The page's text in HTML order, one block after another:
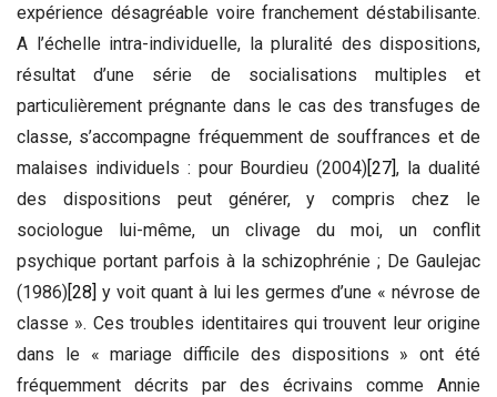
expérience désagréable voire franchement déstabilisante.
A l’échelle intra-individuelle, la pluralité des dispositions,
résultat d’une série de socialisations multiples et
particulièrement prégnante dans le cas des transfuges de
classe, s’accompagne fréquemment de souffrances et de
malaises individuels : pour Bourdieu (2004)[27], la dualité
des dispositions peut générer, y compris chez le
sociologue lui-même, un clivage du moi, un conflit
psychique portant parfois à la schizophrénie ; De Gaulejac
(1986)[28] y voit quant à lui les germes d’une « névrose de
classe ». Ces troubles identitaires qui trouvent leur origine
dans le « mariage difficile des dispositions » ont été
fréquemment décrits par des écrivains comme Annie